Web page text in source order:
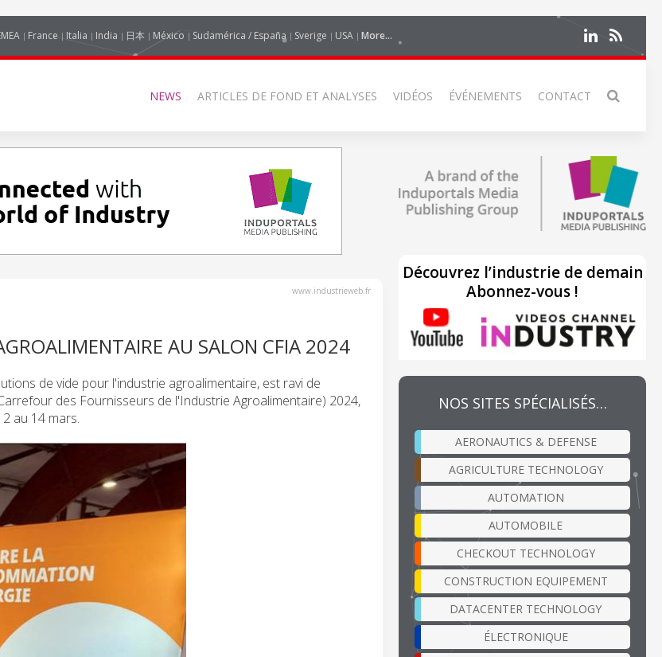
France Italia India 日本 México Sudamérica / España Sverige USA More...
NEWS ARTICLES DE FOND ET ANALYSES VIDÉOS ÉVÉNEMENTS CONTACT
www.industrieweb.fr
AU SALON CFIA 2024
de vide pour l'industrie agroalimentaire, est ravi de
des Fournisseurs de l'Industrie Agroalimentaire) 2024,
au 14 mars.
Découvrez l’industrie de demain
Abonnez-vous !
NOS SITES SPÉCIALISÉS…
AERONAUTICS & DEFENSE
AGRICULTURE TECHNOLOGY
AUTOMATION
AUTOMOBILE
CHECKOUT TECHNOLOGY
CONSTRUCTION EQUIPEMENT
DATACENTER TECHNOLOGY
ÉLECTRONIQUE